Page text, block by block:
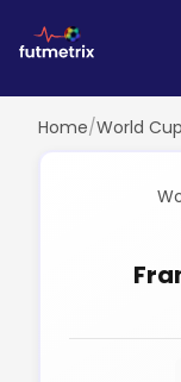
Home/World Cup